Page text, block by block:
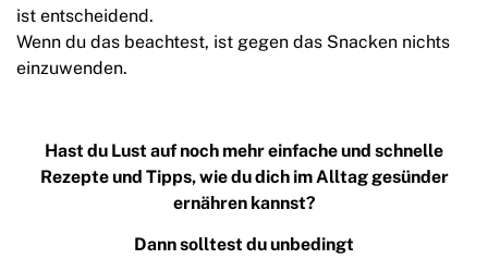
ist entscheidend.
Wenn du das beachtest, ist gegen das Snacken nichts
einzuwenden.
Hast du Lust auf noch mehr einfache und schnelle
Rezepte und Tipps, wie du dich im Alltag gesünder
ernähren kannst?
Dann solltest du unbedingt